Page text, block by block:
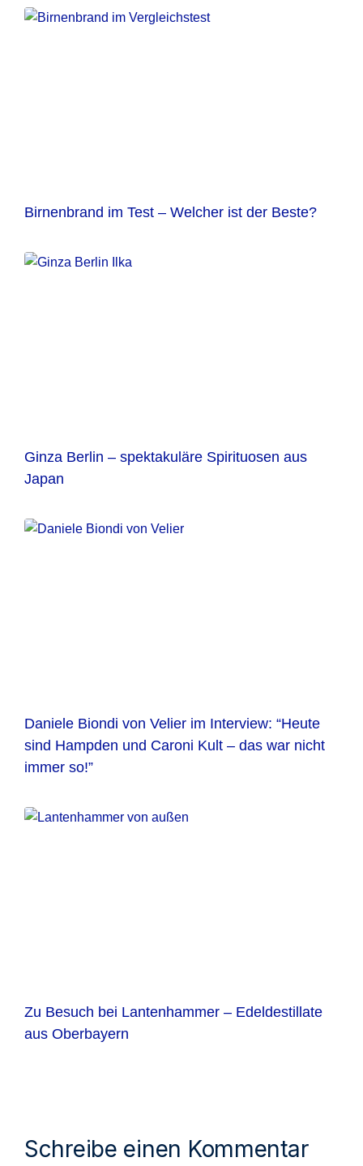
Birnenbrand im Test – Welcher ist der Beste?
Ginza Berlin – spektakuläre Spirituosen aus
Japan
Daniele Biondi von Velier im Interview: “Heute
sind Hampden und Caroni Kult – das war nicht
immer so!”
Zu Besuch bei Lantenhammer – Edeldestillate
aus Oberbayern
Schreibe einen Kommentar